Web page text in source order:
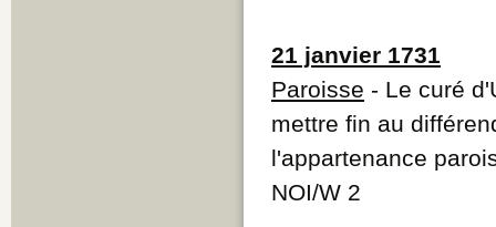
21 janvier 1731
Paroisse - Le curé
mettre fin au
l'appartenance
NOI/W 2